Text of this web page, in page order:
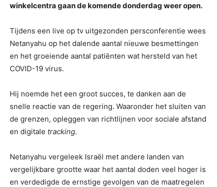
winkelcentra gaan de komende donderdag weer open.
Tijdens een live op tv uitgezonden persconferentie wees
Netanyahu op het dalende aantal nieuwe besmettingen
en het groeiende aantal patiënten wat hersteld van het
COVID-19 virus.
Hij noemde het een groot succes, te danken aan de
snelle reactie van de regering. Waaronder het sluiten van
de grenzen, opleggen van richtlijnen voor sociale afstand
en digitale tracking.
Netanyahu vergeleek Israël met andere landen van
vergelijkbare grootte waar het aantal doden veel hoger is
en verdedigde de ernstige gevolgen van de maatregelen